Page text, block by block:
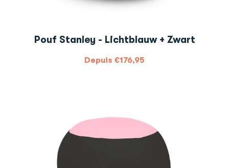
Pouf Stanley - Lichtblauw + Zwart
Depuis €176,95